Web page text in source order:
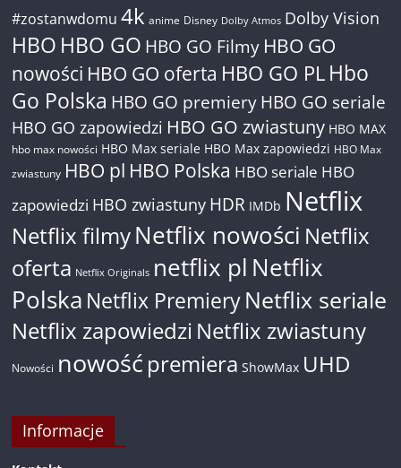
#zostanwdomu 4k anime Disney Dolby Atmos Dolby Vision
HBO HBO GO HBO GO Filmy HBO GO
nowości HBO GO oferta HBO GO PL Hbo
Go Polska HBO GO premiery HBO GO seriale
HBO GO zapowiedzi HBO GO zwiastuny HBO MAX
hbo max nowości HBO Max seriale HBO Max zapowiedzi HBO Max
zwiastuny HBO pl HBO Polska HBO seriale HBO
zapowiedzi HBO zwiastuny HDR IMDb Netflix
Netflix filmyNetflix nowości Netflix
oferta Netflix Originals netflix pl Netflix
Polska Netflix PremieryNetflix seriale
Netflix zapowiedzi Netflix zwiastuny
Nowości nowość premiera ShowMax UHD
Informacje